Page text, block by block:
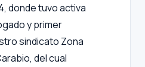
donde tuvo activa
y primer
sindicato Zona
del cual